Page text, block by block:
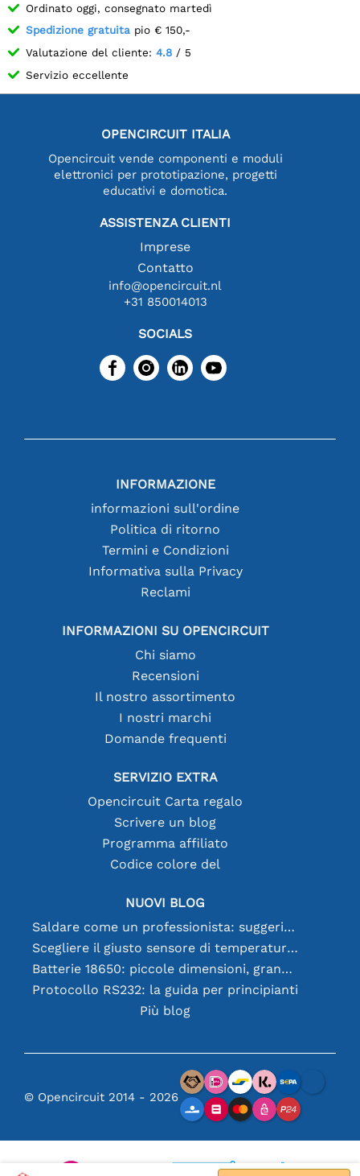
Ordinato oggi, consegnato martedì
Spedizione gratuita pio € 150,-
Valutazione del cliente: 4.8 / 5
Servizio eccellente
OPENCIRCUIT ITALIA
Opencircuit vende componenti e moduli
elettronici per prototipazione, progetti
educativi e domotica.
ASSISTENZA CLIENTI
Imprese
Contatto
info@opencircuit.nl
+31 850014013
SOCIALS
INFORMAZIONE
informazioni sull'ordine
Politica di ritorno
Termini e Condizioni
Informativa sulla Privacy
Reclami
INFORMAZIONI SU OPENCIRCUIT
Chi siamo
Recensioni
Il nostro assortimento
I nostri marchi
Domande frequenti
SERVIZIO EXTRA
Opencircuit Carta regalo
Scrivere un blog
Programma affiliato
Codice colore del
NUOVI BLOG
Saldare come un professionista: suggerimenti per connessioni elettroniche perfette
Scegliere il giusto sensore di temperatura [youtube]
Batterie 18650: piccole dimensioni, grandi prestazioni
Protocollo RS232: la guida per principianti
Più blog
© Opencircuit 2014 - 2026